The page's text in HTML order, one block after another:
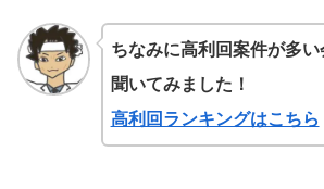
ちなみに高利回案件が多
聞いてみました！
高利回ランキングはこちら